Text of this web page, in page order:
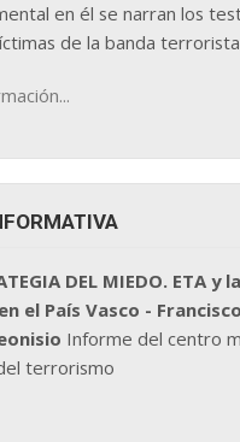
en él se narran los
de la banda
DEL MIEDO. ETA y
el País Vasco -
Informe del centro
terrorismo